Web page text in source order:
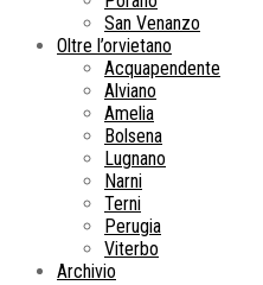
San Venanzo
Oltre l’orvietano
Acquapendente
Alviano
Amelia
Bolsena
Lugnano
Narni
Terni
Perugia
Viterbo
Archivio